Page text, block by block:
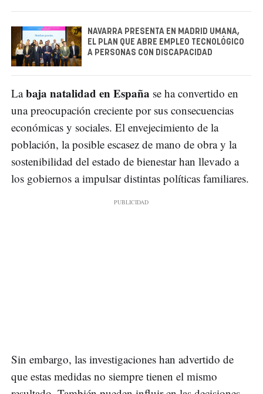
NAVARRA PRESENTA EN MADRID UMANA,
EL PLAN QUE ABRE EMPLEO TECNOLÓGICO
A PERSONAS CON DISCAPACIDAD
Labaja natalidad en España se ha convertido en
una preocupación creciente por sus consecuencias
económicas y sociales. El envejecimiento de la
población, la posible escasez de mano de obra y la
sostenibilidad del estado de bienestar han llevado a
los gobiernos a impulsar distintas políticas familiares.
Sin embargo, las investigaciones han advertido de
que estas medidas no siempre tienen el mismo